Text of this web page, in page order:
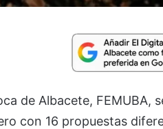
de Albacete, FEMUBA,
con 16 propuestas